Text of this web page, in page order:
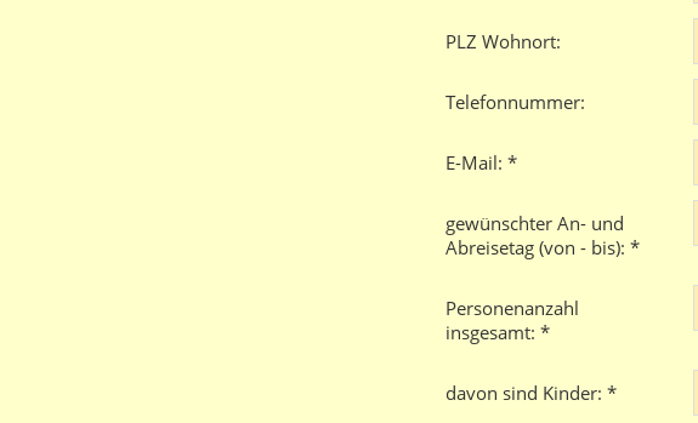
PLZ Wohnort:
Telefonnummer:
E-Mail: *
gewünschter An- und
Abreisetag (von - bis): *
Personenanzahl
insgesamt: *
davon sind Kinder: *